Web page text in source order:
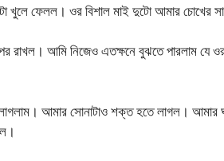
খুলে ফেলল। ওর বিশাল মাই দুটো আমার চোখের
আমি নিজেও এতক্ষনে বুঝতে পারলাম যে ওর
আমার সোনাটাও শক্ত হতে লাগল। আমার